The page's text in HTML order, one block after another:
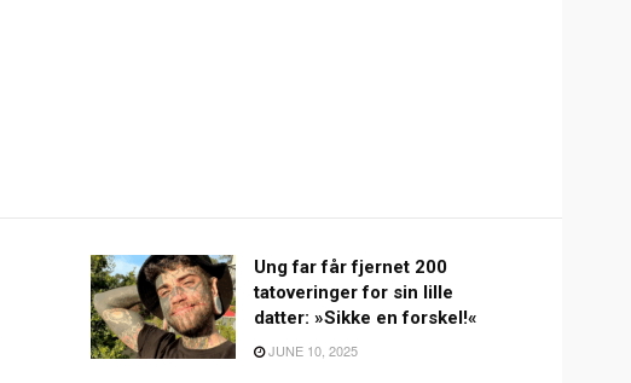
Ung far får fjernet 200
tatoveringer for sin lille
datter: »Sikke en forskel!«
JUNE 10, 2025